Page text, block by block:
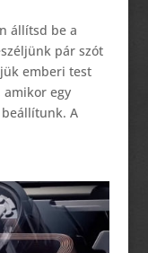
állítsd be a
pár szót
emberi test
amikor egy
A